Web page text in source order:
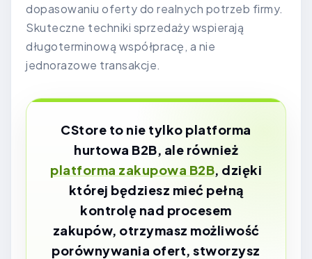
dopasowaniu oferty do realnych potrzeb firmy.
Skuteczne techniki sprzedaży wspierają
długoterminową współpracę, a nie
jednorazowe transakcje.
CStore to nie tylko platforma
hurtowa B2B, ale również
platforma zakupowa B2B, dzięki
której będziesz mieć pełną
kontrolę nad procesem
zakupów, otrzymasz możliwość
porównywania ofert, stworzysz